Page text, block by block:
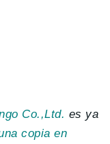
Co.,Ltd. es ya
copia en